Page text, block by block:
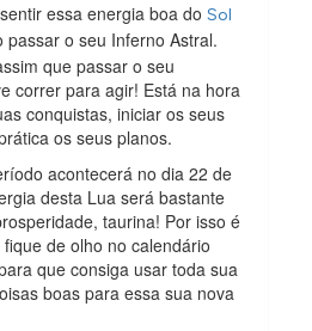
essa energia boa doSol
passar o seu Inferno Astral.
que passar o seu
correr para agir! Está na hora
conquistas, iniciar os seus
os seus planos.
acontecerá no dia 22 de
desta Lua será bastante
taurina! Por isso é
de olho no calendário
que consiga usar toda sua
boas para essa sua nova